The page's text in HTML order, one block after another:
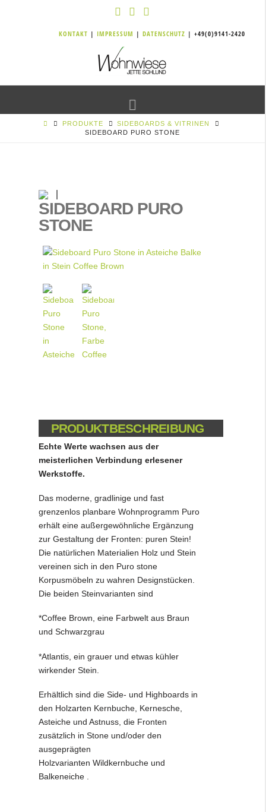
KONTAKT | IMPRESSUM | DATENSCHUTZ | +49(0)9141-2420
PRODUKTE
SIDEBOARDS & VITRINEN
SIDEBOARD PURO STONE
SIDEBOARD PURO
STONE
PRODUKTBESCHREIBUNG
Echte Werte wachsen aus der
meisterlichen Verbindung erlesener
Werkstoffe.
Das moderne, gradlinige und fast
grenzenlos planbare Wohnprogramm Puro
erhält eine außergewöhnliche Ergänzung
zur Gestaltung der Fronten: puren Stein!
Die natürlichen Materialien Holz und Stein
vereinen sich in den Puro stone
Korpusmöbeln zu wahren Designstücken.
Die beiden Steinvarianten sind
*Coffee Brown, eine Farbwelt aus Braun
und Schwarzgrau
*Atlantis, ein grauer und etwas kühler
wirkender Stein.
Erhältlich sind die Side- und Highboards in
den Holzarten Kernbuche, Kernesche,
Asteiche und Astnuss, die Fronten
zusätzlich in Stone und/oder den
ausgeprägten
Holzvarianten Wildkernbuche und
Balkeneiche .